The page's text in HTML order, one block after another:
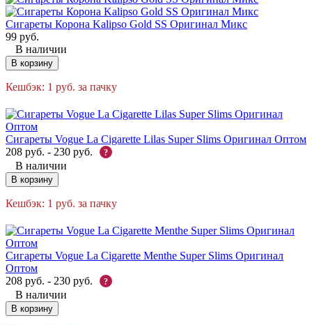
Сигареты Корона Kalipso Gold SS Оригинал Микс
99 руб.
В наличии
В корзину
Кешбэк: 1 руб. за пачку
Сигареты Vogue La Cigarette Lilas Super Slims Оригинал Оптом
208 руб. - 230 руб. ?
В наличии
В корзину
Кешбэк: 1 руб. за пачку
Сигареты Vogue La Cigarette Menthe Super Slims Оригинал
Оптом
208 руб. - 230 руб. ?
В наличии
В корзину